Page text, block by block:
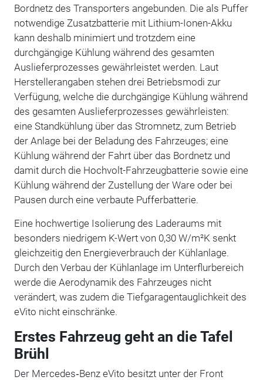
Bordnetz des Transporters angebunden. Die als Puffer
notwendige Zusatzbatterie mit Lithium-Ionen-Akku
kann deshalb minimiert und trotzdem eine
durchgängige Kühlung während des gesamten
Auslieferprozesses gewährleistet werden. Laut
Herstellerangaben stehen drei Betriebsmodi zur
Verfügung, welche die durchgängige Kühlung während
des gesamten Auslieferprozesses gewährleisten:
eine Standkühlung über das Stromnetz, zum Betrieb
der Anlage bei der Beladung des Fahrzeuges; eine
Kühlung während der Fahrt über das Bordnetz und
damit durch die Hochvolt-Fahrzeugbatterie sowie eine
Kühlung während der Zustellung der Ware oder bei
Pausen durch eine verbaute Pufferbatterie.
Eine hochwertige Isolierung des Laderaums mit
besonders niedrigem K-Wert von 0,30 W/m²K senkt
gleichzeitig den Energieverbrauch der Kühlanlage.
Durch den Verbau der Kühlanlage im Unterflurbereich
werde die Aerodynamik des Fahrzeuges nicht
verändert, was zudem die Tiefgaragentauglichkeit des
eVito nicht einschränke.
Erstes Fahrzeug geht an die Tafel
Brühl
Der Mercedes‑Benz eVito besitzt unter der Front